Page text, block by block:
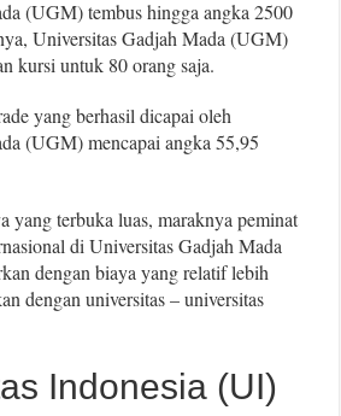
(UGM) tembus hingga angka 2500
Universitas Gadjah Mada (UGM)
kursi untuk 80 orang saja.
yang berhasil dicapai oleh
(UGM) mencapai angka 55,95
yang terbuka luas, maraknya peminat
di Universitas Gadjah Mada
dengan biaya yang relatif lebih
dengan universitas – universitas
Indonesia (UI)